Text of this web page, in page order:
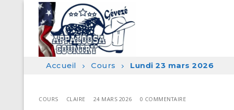
contenu
Accueil Cours Lundi 23 mars 2026
COURS CLAIRE 24 MARS 2026 0 COMMENTAIRE